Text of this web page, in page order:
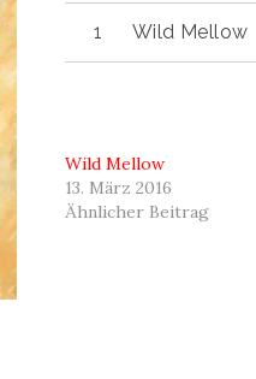
Wild Mellow
Wild Mellow
13. März 2016
Ähnlicher Beitrag